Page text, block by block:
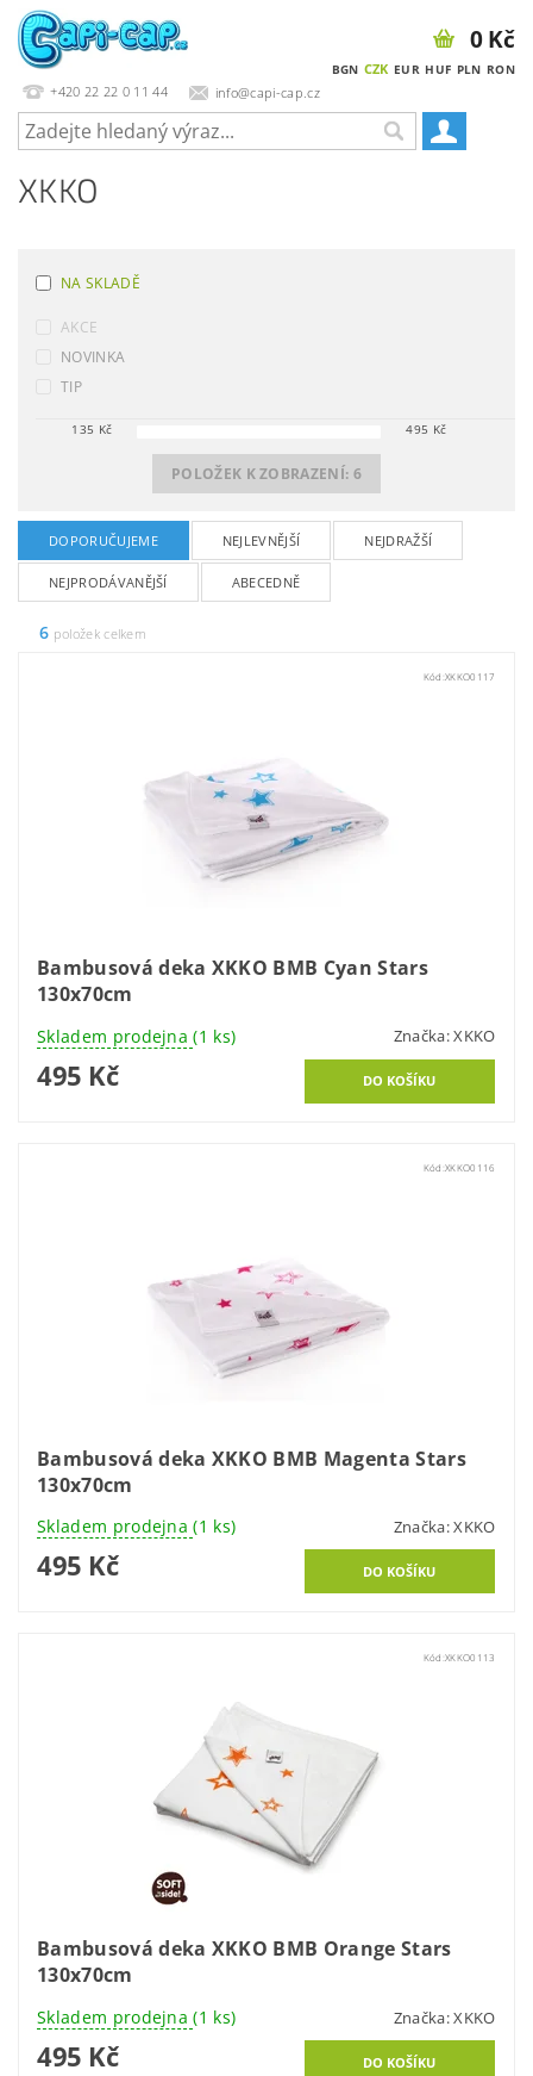
+420 22 22 0 11 44 info@capi-cap.cz
BGN CZK EUR HUF PLN RON
0 Kč
XKKO
NA SKLADĚ
AKCE
NOVINKA
TIP
135 Kč 495 Kč
POLOŽEK K ZOBRAZENÍ: 6
DOPORUČUJEME NEJLEVNĚJŠÍ NEJDRAŽŠÍ
NEJPRODÁVANĚJŠÍ ABECEDNĚ
6 položek celkem
Kód: XKKO0117
Bambusová deka XKKO BMB Cyan Stars
130x70cm
Skladem prodejna(1 ks) Značka:XKKO
495 Kč
Kód: XKKO0116
Bambusová deka XKKO BMB Magenta Stars
130x70cm
Skladem prodejna(1 ks) Značka:XKKO
495 Kč
Kód:XKKO0113
Bambusová deka XKKO BMB Orange Stars
130x70cm
Skladem prodejna(1 ks) Značka:XKKO
495 Kč